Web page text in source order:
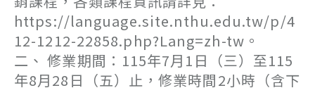
https://language.site.nthu.edu.tw/p/4
12-1212-22858.php?Lang=zh-tw。
二、 修業期間：115年7月1日（三）至115
年8月28日（五）止，修業時間2小時（含下